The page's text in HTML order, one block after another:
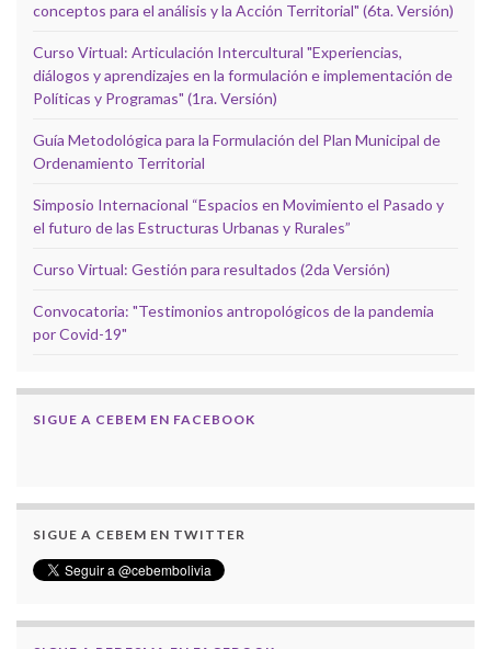
conceptos para el análisis y la Acción Territorial" (6ta. Versión)
Curso Virtual: Articulación Intercultural "Experiencias,
diálogos y aprendizajes en la formulación e implementación de
Políticas y Programas" (1ra. Versión)
Guía Metodológica para la Formulación del Plan Municipal de
Ordenamiento Territorial
Simposio Internacional “Espacios en Movimiento el Pasado y
el futuro de las Estructuras Urbanas y Rurales”
Curso Virtual: Gestión para resultados (2da Versión)
Convocatoria: "Testimonios antropológicos de la pandemia
por Covid-19"
SIGUE A CEBEM EN FACEBOOK
SIGUE A CEBEM EN TWITTER